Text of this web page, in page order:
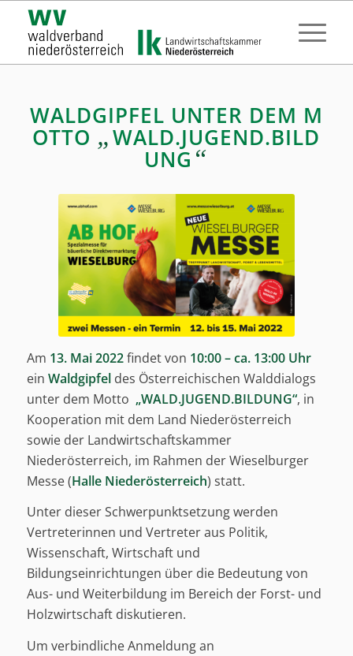
WALDGIPFEL UNTER DEM M
OTTO „WALD.JUGEND.BILD
UNG “
Am 13. Mai 2022findet von 10:00 – ca. 13:00 Uhr
ein Waldgipfeldes Österreichischen Walddialogs
unter dem Motto „WALD.JUGEND.BILDUNG“, in
Kooperation mit dem Land Niederösterreich
sowie der Landwirtschaftskammer
Niederösterreich, im Rahmen der Wieselburger
Messe (Halle Niederösterreich) statt.
Unter dieser Schwerpunktsetzung werden
Vertreterinnen und Vertreter aus Politik,
Wissenschaft, Wirtschaft und
Bildungseinrichtungen über die Bedeutung von
Aus- und Weiterbildung im Bereich der Forst- und
Holzwirtschaft diskutieren.
Um verbindliche Anmeldung an